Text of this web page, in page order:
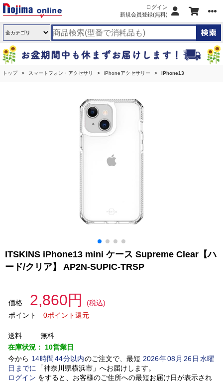
ログイン
新規会員登録(無料)
トップ スマートフォン・アクセサリ iPhoneアクセサリー iPhone13
ITSKINS iPhone13 mini ケース Supreme Clear【ハ
ード/クリア】 AP2N-SUPIC-TRSP
価格 2,860円
(税込)
ポイント
0ポイント還元
送料
無料
在庫状況： 10営業日
今から 14時間 44分以内のご注文で、最短 2026年08 月 26日水曜
日 までに 「神奈川県横浜市」 へお届けします。
ログイン をすると、お客様のご住所への最短お届け日が表示され